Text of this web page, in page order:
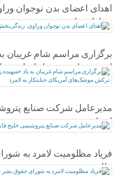
اهدای اعضای بدن نوجوان
بیماران نیازمند شد
برگزاری مراسم شام غریبان
اسدی نژاد» در محل اصابت
آمریکای جنایتکار به لامرد
مدیرعامل شرکت صنایع
انتخاب شد
فریاد مظلومیت لامرد به
ملل رسید